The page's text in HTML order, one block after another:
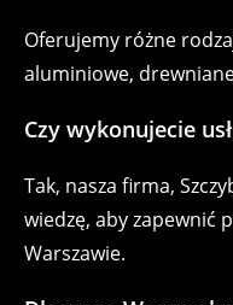
Oferujemy różne
aluminiowe,
Czy wykonujecie
Tak, nasza firma,
wiedzę, aby zapewnić
Warszawie.